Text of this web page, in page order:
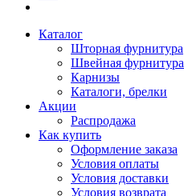
Каталог
Шторная фурнитура
Швейная фурнитура
Карнизы
Каталоги, брелки
Акции
Распродажа
Как купить
Оформление заказа
Условия оплаты
Условия доставки
Условия возврата